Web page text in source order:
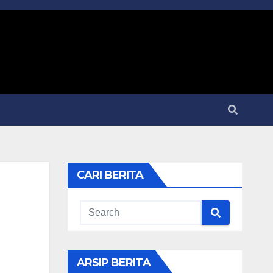
CARI BERITA
ARSIP BERITA